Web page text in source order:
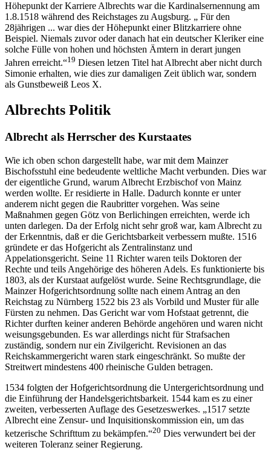
Höhepunkt der Karriere Albrechts war die Kardinalsernennung am
1.8.1518 während des Reichstages zu Augsburg. „ Für den
28jährigen ... war dies der Höhepunkt einer Blitzkarriere ohne
Beispiel. Niemals zuvor oder danach hat ein deutscher Kleriker eine
solche Fülle von hohen und höchsten Ämtern in derart jungen
Jahren erreicht.“19 Diesen letzen Titel hat Albrecht aber nicht durch
Simonie erhalten, wie dies zur damaligen Zeit üblich war, sondern
als Gunstbeweiß Leos X.
Albrechts Politik
Albrecht als Herrscher des Kurstaates
Wie ich oben schon dargestellt habe, war mit dem Mainzer
Bischofsstuhl eine bedeudente weltliche Macht verbunden. Dies war
der eigentliche Grund, warum Albrecht Erzbischof von Mainz
werden wollte. Er residierte in Halle. Dadurch konnte er unter
anderem nicht gegen die Raubritter vorgehen. Was seine
Maßnahmen gegen Götz von Berlichingen erreichten, werde ich
unten darlegen. Da der Erfolg nicht sehr groß war, kam Albrecht zu
der Erkenntnis, daß er die Gerichtsbarkeit verbessern mußte. 1516
gründete er das Hofgericht als Zentralinstanz und
Appelationsgericht. Seine 11 Richter waren teils Doktoren der
Rechte und teils Angehörige des höheren Adels. Es funktionierte bis
1803, als der Kurstaat aufgelöst wurde. Seine Rechtsgrundlage, die
Mainzer Hofgerichtsordnung sollte nach einem Antrag an den
Reichstag zu Nürnberg 1522 bis 23 als Vorbild und Muster für alle
Fürsten zu nehmen. Das Gericht war vom Hofstaat getrennt, die
Richter durften keiner anderen Behörde angehören und waren nicht
weisungsgebunden. Es war allerdings nicht für Strafsachen
zuständig, sondern nur ein Zivilgericht. Revisionen an das
Reichskammergericht waren stark eingeschränkt. So mußte der
Streitwert mindestens 400 rheinische Gulden betragen.
1534 folgten der Hofgerichtsordnung die Untergerichtsordnung und
die Einführung der Handelsgerichtsbarkeit. 1544 kam es zu einer
zweiten, verbesserten Auflage des Gesetzeswerkes. „1517 setzte
Albrecht eine Zensur- und Inquisitionskommission ein, um das
ketzerische Schrifttum zu bekämpfen.“20 Dies verwundert bei der
weiteren Toleranz seiner Regierung.